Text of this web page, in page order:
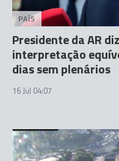
PAÍS
Presidente da AR
interpretação
dias sem plenários
16 Jul 04:07